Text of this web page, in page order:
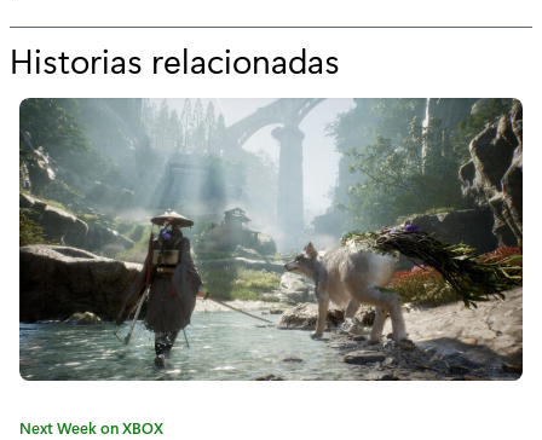
Historias relacionadas
o
r
"
C
ó
m
o
C
Next Week on XBOX